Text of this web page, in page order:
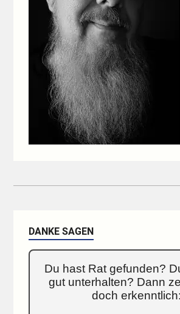
DANKE SAGEN
Du hast Rat gefunden?
gut unterhalten? Dann
doch erkenntlich: